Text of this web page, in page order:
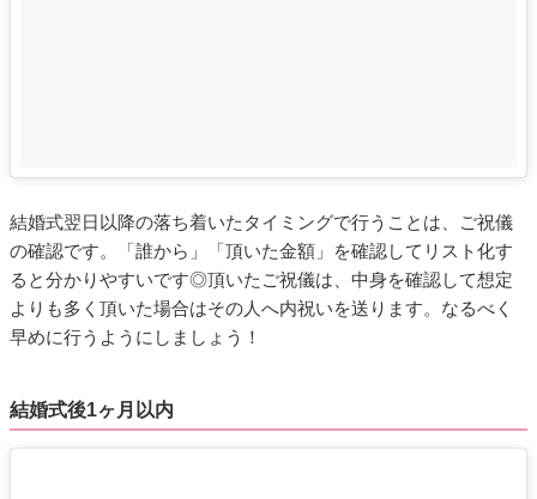
結婚式翌日以降の落ち着いたタイミングで行うことは、ご祝儀
の確認です。「誰から」「頂いた金額」を確認してリスト化す
ると分かりやすいです◎頂いたご祝儀は、中身を確認して想定
よりも多く頂いた場合はその人へ内祝いを送ります。なるべく
早めに行うようにしましょう！
結婚式後1ヶ月以内